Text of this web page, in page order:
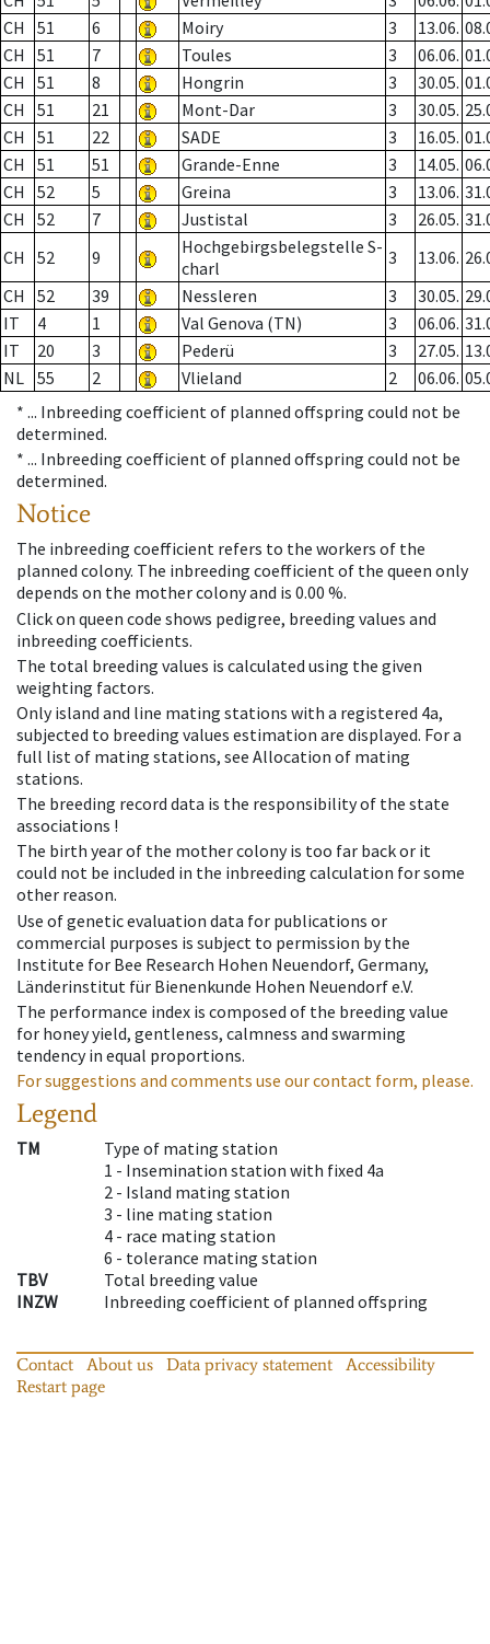
CH
51 6 Moiry 3 13.06.
CH
51 7 Toules 3 06.06.
CH
51 8 Hongrin 3 30.05.
CH
51 21 Mont-Dar 3 30.05.
CH
51 22 SADE 3 16.05.
CH
51 51 Grande-Enne 3 14.05.
CH
52 5 Greina 3 13.06.
CH
52 7 Justistal 3 26.05.
CH
52 9
Hochgebirgsbelegstelle S-
charl
3 13.06.
CH
52 39 Nessleren 3 30.05.
IT
4 1 Val Genova (TN) 3 06.06.
IT
20 3 Pederü 3 27.05.
NL 55 2 Vlieland 2 06.06.
* ... Inbreeding coefficient of planned offspring could not be
determined.
* ... Inbreeding coefficient of planned offspring could not be
determined.
Notice
The inbreeding coefficient refers to the workers of the
planned colony. The inbreeding coefficient of the queen only
depends on the mother colony and is 0.00 %.
Click on queen code shows pedigree, breeding values and
inbreeding coefficients.
The total breeding values is calculated using the given
weighting factors.
Only island and line mating stations with a registered 4a,
subjected to breeding values estimation are displayed. For a
full list of mating stations, see Allocation of mating
stations.
The breeding record data is the responsibility of the state
associations !
The birth year of the mother colony is too far back or it
could not be included in the inbreeding calculation for some
other reason.
Use of genetic evaluation data for publications or
commercial purposes is subject to permission by the
Institute for Bee Research Hohen Neuendorf, Germany,
Länderinstitut für Bienenkunde Hohen Neuendorf e.V.
The performance index is composed of the breeding value
for honey yield, gentleness, calmness and swarming
tendency in equal proportions.
For suggestions and comments use our contact form, please.
Legend
TM
Type of mating station
1 - Insemination station with fixed 4a
2 - Island mating station
3 - line mating station
4 - race mating station
6 - tolerance mating station
TBV
Total breeding value
INZW
Inbreeding coefficient of planned offspring
Contact About us Data privacy statement
Accessibility
Restart page